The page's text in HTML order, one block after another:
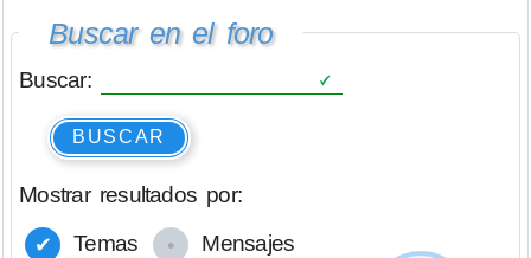
Buscar en el foro
Buscar:
BUSCAR
Mostrar resultados por:
Temas
Mensajes